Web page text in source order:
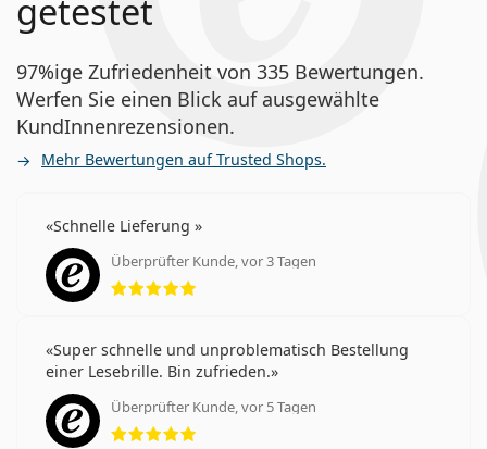
getestet
97%ige Zufriedenheit von 335 Bewertungen.
Werfen Sie einen Blick auf ausgewählte
KundInnenrezensionen.
Mehr Bewertungen auf Trusted Shops.
Schnelle Lieferung
Überprüfter Kunde, vor 3 Tagen
Bewertung 5 aus 5
Super schnelle und unproblematisch Bestellung
einer Lesebrille. Bin zufrieden.
Überprüfter Kunde, vor 5 Tagen
Bewertung 5 aus 5